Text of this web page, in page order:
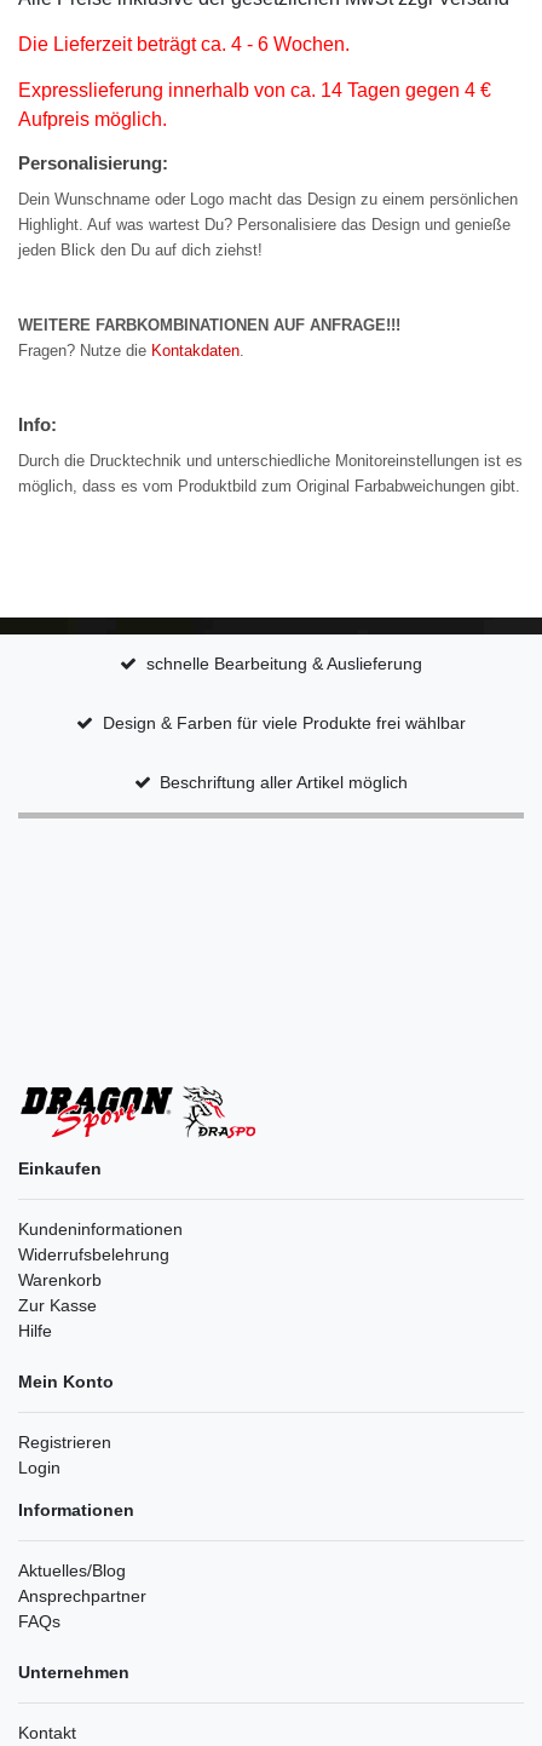
Die Lieferzeit beträgt ca. 4 - 6 Wochen.
Expresslieferung innerhalb von ca. 14 Tagen gegen 4 €
Aufpreis möglich.
Personalisierung:
Dein Wunschname oder Logo macht das Design zu einem persönlichen
Highlight. Auf was wartest Du? Personalisiere das Design und genieße
jeden Blick den Du auf dich ziehst!
WEITERE FARBKOMBINATIONEN AUF ANFRAGE!!!
Fragen? Nutze die Kontakdaten
Info:
Durch die Drucktechnik und unterschiedliche Monitoreinstellungen ist es
möglich, dass es vom Produktbild zum Original Farbabweichungen gibt.
schnelle Bearbeitung & Auslieferung
Design & Farben für viele Produkte frei wählbar
Beschriftung aller Artikel möglich
Einkaufen
Kundeninformationen
Widerrufsbelehrung
Warenkorb
Zur Kasse
Hilfe
Mein Konto
Registrieren
Login
Informationen
Aktuelles/Blog
Ansprechpartner
FAQs
Unternehmen
Kontakt